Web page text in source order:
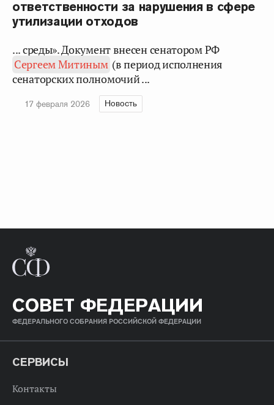
ответственности за нарушения в сфере
утилизации отходов
... среды». Документ внесен сенатором РФ
Сергеем Митиным (в период исполнения
сенаторских полномочий ...
17 февраля 2026 Новость
СОВЕТ ФЕДЕРАЦИИ
ФЕДЕРАЛЬНОГО СОБРАНИЯ РОССИЙСКОЙ ФЕДЕРАЦИИ
СЕРВИСЫ
Контакты